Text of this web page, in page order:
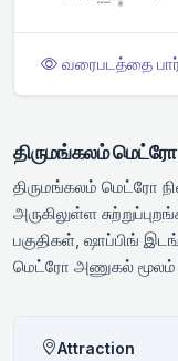
வரைபடத்தை
திருமங்கலம் மெட்ரோ
திருமங்கலம் மெட்ரோ
அருகிலுள்ள
பகுதிகள், ஷாப்பிங்
மெட்ரோ அணுகல்
Attraction